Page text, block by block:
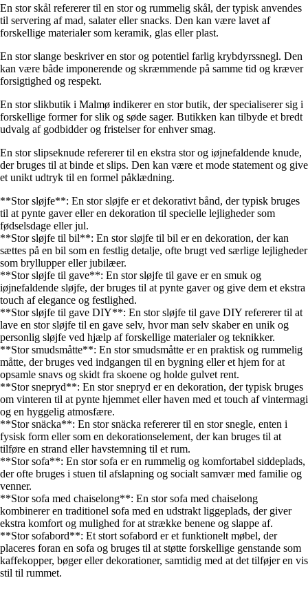
En stor skål refererer til en stor og rummelig skål, der typisk anvendes
til servering af mad, salater eller snacks. Den kan være lavet af
forskellige materialer som keramik, glas eller plast.
En stor slange beskriver en stor og potentiel farlig krybdyrssnegl. Den
kan være både imponerende og skræmmende på samme tid og kræver
forsigtighed og respekt.
En stor slikbutik i Malmø indikerer en stor butik, der specialiserer sig i
forskellige former for slik og søde sager. Butikken kan tilbyde et bredt
udvalg af godbidder og fristelser for enhver smag.
En stor slipseknude refererer til en ekstra stor og iøjnefaldende knude,
der bruges til at binde et slips. Den kan være et mode statement og give
et unikt udtryk til en formel påklædning.
**Stor sløjfe**: En stor sløjfe er et dekorativt bånd, der typisk bruges
til at pynte gaver eller en dekoration til specielle lejligheder som
fødselsdage eller jul.
**Stor sløjfe til bil**: En stor sløjfe til bil er en dekoration, der kan
sættes på en bil som en festlig detalje, ofte brugt ved særlige lejligheder
som bryllupper eller jubilæer.
**Stor sløjfe til gave**: En stor sløjfe til gave er en smuk og
iøjnefaldende sløjfe, der bruges til at pynte gaver og give dem et ekstra
touch af elegance og festlighed.
**Stor sløjfe til gave DIY**: En stor sløjfe til gave DIY refererer til at
lave en stor sløjfe til en gave selv, hvor man selv skaber en unik og
personlig sløjfe ved hjælp af forskellige materialer og teknikker.
**Stor smudsmåtte**: En stor smudsmåtte er en praktisk og rummelig
måtte, der bruges ved indgangen til en bygning eller et hjem for at
opsamle snavs og skidt fra skoene og holde gulvet rent.
**Stor snepryd**: En stor snepryd er en dekoration, der typisk bruges
om vinteren til at pynte hjemmet eller haven med et touch af vintermagi
og en hyggelig atmosfære.
**Stor snäcka**: En stor snäcka refererer til en stor snegle, enten i
fysisk form eller som en dekorationselement, der kan bruges til at
tilføre en strand eller havstemning til et rum.
**Stor sofa**: En stor sofa er en rummelig og komfortabel siddeplads,
der ofte bruges i stuen til afslapning og socialt samvær med familie og
venner.
**Stor sofa med chaiselong**: En stor sofa med chaiselong
kombinerer en traditionel sofa med en udstrakt liggeplads, der giver
ekstra komfort og mulighed for at strække benene og slappe af.
**Stor sofabord**: Et stort sofabord er et funktionelt møbel, der
placeres foran en sofa og bruges til at støtte forskellige genstande som
kaffekopper, bøger eller dekorationer, samtidig med at det tilføjer en vis
stil til rummet.